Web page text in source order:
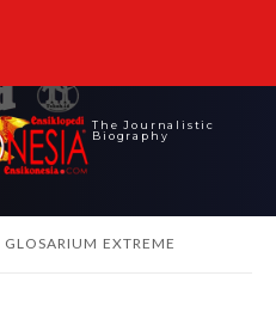
The Journalistic
Biography
GLOSARIUM EXTREME